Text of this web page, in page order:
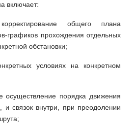
включает:
общего плана
графиков прохождения отдельных
обстановки;
условиях на конкретном
порядка движения
и связок внутри, при преодолении